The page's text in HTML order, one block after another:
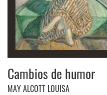
Cambios de humor
MAY ALCOTT LOUISA